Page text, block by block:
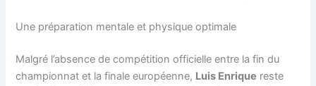
Une préparation mentale et physique optimale
Malgré l’absence de compétition officielle entre la fin du
championnat et la finale européenne, Luis Enrique reste